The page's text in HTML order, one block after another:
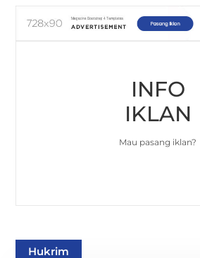
INFO
IKLAN
Mau pasang iklan?
Hukrim